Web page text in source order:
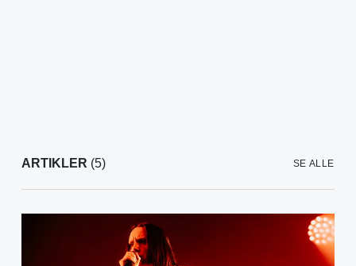
ARTIKLER (5) SE ALLE